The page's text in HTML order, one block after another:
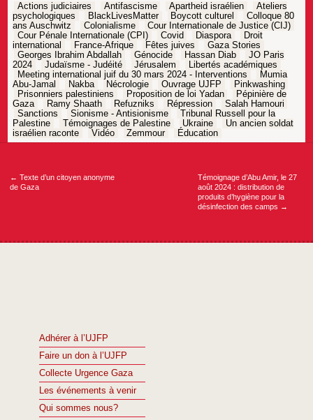
Actions judiciaires Antifascisme Apartheid israélien
Ateliers
psychologiques
BlackLivesMatter Boycott culturel
Colloque 80
ans Auschwitz
Colonialisme
Cour Internationale de Justice (CIJ)
Cour Pénale Internationale (CPI)
Covid Diaspora
Droit
international
France-Afrique Fêtes juives
Gaza Stories
Georges Ibrahim Abdallah
Génocide Hassan Diab
JO Paris
2024
Judaïsme - Judéité Jérusalem
Libertés académiques
Meeting international juif du 30 mars 2024 - Interventions
Mumia
Abu-Jamal
Nakba Nécrologie Ouvrage UJFP
Pinkwashing
Prisonniers palestiniens
Proposition de loi Yadan
Pépinière de
Gaza
Ramy Shaath Refuzniks Répression
Salah Hamouri
Sanctions
Sionisme - Antisionisme
Tribunal Russell pour la
Palestine
Témoignages de Palestine Ukraine
Un ancien soldat
israélien raconte
Vidéo Zemmour Éducation
Navigation
← Texte d’un citoyen anonyme
de Gaza
Témoignage d’Abu Amir, le 27
août 2024 : distribution de
produits d’hygiène pour la
désinfection des camps →
Adhérer à l’UJFP
Faire un don à l’UJFP
Collecte Urgence Gaza
Les événements à venir
Qui sommes nous?